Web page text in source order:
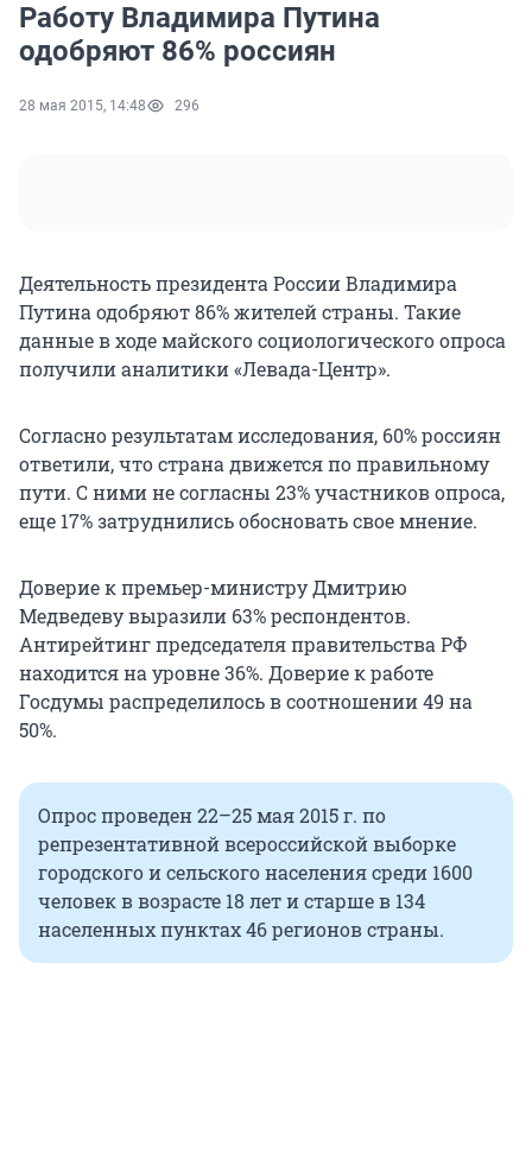
Работу Владимира Путина
одобряют 86% россиян
28 мая 2015, 14:48 296
Деятельность президента России Владимира
Путина одобряют 86% жителей страны. Такие
данные в ходе майского социологического опроса
получили аналитики «Левада-Центр».
Согласно результатам исследования, 60% россиян
ответили, что страна движется по правильному
пути. С ними не согласны 23% участников опроса,
еще 17% затруднились обосновать свое мнение.
Доверие к премьер-министру Дмитрию
Медведеву выразили 63% респондентов.
Антирейтинг председателя правительства РФ
находится на уровне 36%. Доверие к работе
Госдумы распределилось в соотношении 49 на
50%.
Опрос проведен 22–25 мая 2015 г. по
репрезентативной всероссийской выборке
городского и сельского населения среди 1600
человек в возрасте 18 лет и старше в 134
населенных пунктах 46 регионов страны.